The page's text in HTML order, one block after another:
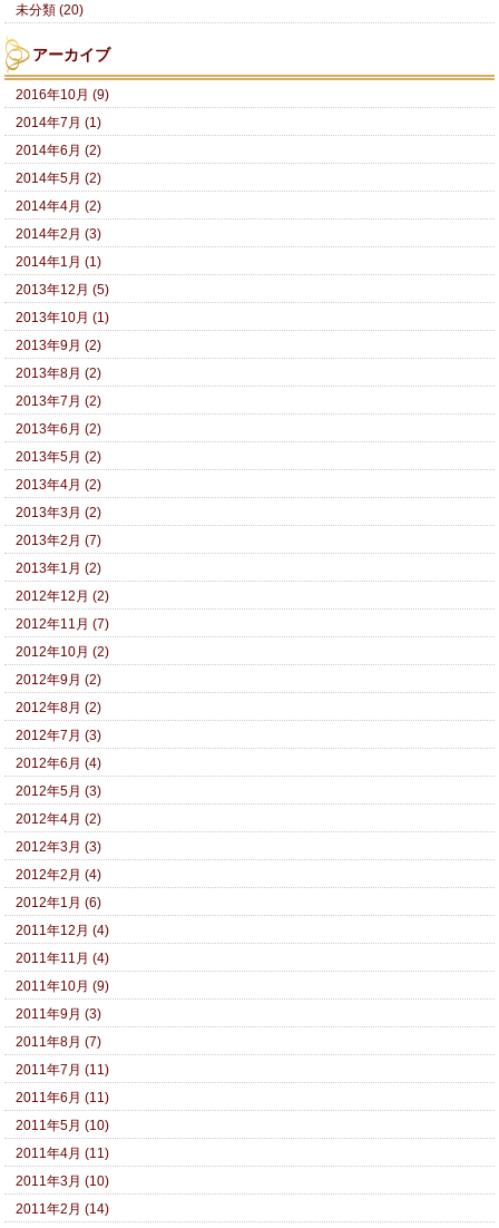
未分類 (20)
アーカイブ
2016年10月 (9)
2014年7月 (1)
2014年6月 (2)
2014年5月 (2)
2014年4月 (2)
2014年2月 (3)
2014年1月 (1)
2013年12月 (5)
2013年10月 (1)
2013年9月 (2)
2013年8月 (2)
2013年7月 (2)
2013年6月 (2)
2013年5月 (2)
2013年4月 (2)
2013年3月 (2)
2013年2月 (7)
2013年1月 (2)
2012年12月 (2)
2012年11月 (7)
2012年10月 (2)
2012年9月 (2)
2012年8月 (2)
2012年7月 (3)
2012年6月 (4)
2012年5月 (3)
2012年4月 (2)
2012年3月 (3)
2012年2月 (4)
2012年1月 (6)
2011年12月 (4)
2011年11月 (4)
2011年10月 (9)
2011年9月 (3)
2011年8月 (7)
2011年7月 (11)
2011年6月 (11)
2011年5月 (10)
2011年4月 (11)
2011年3月 (10)
2011年2月 (14)